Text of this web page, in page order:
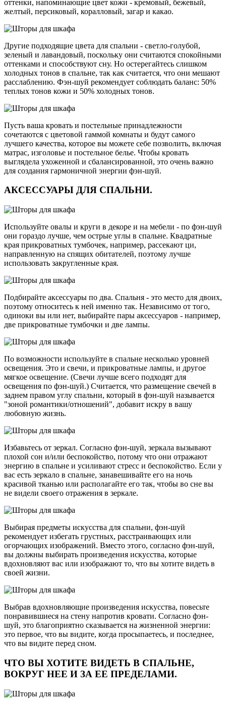
оттенки, напоминающие цвет кожи - кремовый, бежевый,
желтый, персиковый, коралловый, загар и какао.
Другие подходящие цвета для спальни - светло-голубой,
зеленый и лавандовый, поскольку они считаются спокойными
оттенками и способствуют сну. Но остерегайтесь слишком
холодных тонов в спальне, так как считается, что они мешают
расслаблению. Фэн-шуй рекомендует соблюдать баланс: 50%
теплых тонов кожи и 50% холодных тонов.
Пусть ваша кровать и постельные принадлежности
сочетаются с цветовой гаммой комнаты и будут самого
лучшего качества, которое вы можете себе позволить, включая
матрас, изголовье и постельное белье. Чтобы кровать
выглядела ухоженной и сбалансированной, это очень важно
для создания гармоничной энергии фэн-шуй.
АКСЕССУАРЫ ДЛЯ СПАЛЬНИ.
Используйте овалы и круги в декоре и на мебели - по фэн-шуй
они гораздо лучше, чем острые углы в спальне. Квадратные
края прикроватных тумбочек, например, рассекают ци,
направленную на спящих обитателей, поэтому лучше
использовать закругленные края.
Подбирайте аксессуары по два. Спальня - это место для двоих,
поэтому относитесь к ней именно так. Независимо от того,
одиноки вы или нет, выбирайте пары аксессуаров - например,
две прикроватные тумбочки и две лампы.
По возможности используйте в спальне несколько уровней
освещения. Это и свечи, и прикроватные лампы, и другое
мягкое освещение. (Свечи лучше всего подходят для
освещения по фэн-шуй.) Считается, что размещение свечей в
заднем правом углу спальни, который в фэн-шуй называется
"зоной романтики/отношений", добавит искру в вашу
любовную жизнь.
Избавьтесь от зеркал. Согласно фэн-шуй, зеркала вызывают
плохой сон и/или беспокойство, потому что они отражают
энергию в спальне и усиливают стресс и беспокойство. Если у
вас есть зеркало в спальне, занавешивайте его на ночь
красивой тканью или располагайте его так, чтобы во сне вы
не видели своего отражения в зеркале.
Выбирая предметы искусства для спальни, фэн-шуй
рекомендует избегать грустных, расстраивающих или
огорчающих изображений. Вместо этого, согласно фэн-шуй,
вы должны выбирать произведения искусства, которые
вдохновляют вас или изображают то, что вы хотите видеть в
своей жизни.
Выбрав вдохновляющие произведения искусства, повесьте
понравившиеся на стену напротив кровати. Согласно фэн-
шуй, это благоприятно сказывается на жизненной энергии:
это первое, что вы видите, когда просыпаетесь, и последнее,
что вы видите перед сном.
ЧТО ВЫ ХОТИТЕ ВИДЕТЬ В СПАЛЬНЕ,
ВОКРУГ НЕЕ И ЗА ЕЕ ПРЕДЕЛАМИ.